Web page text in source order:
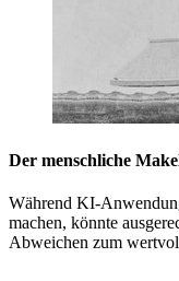
Der menschliche
Während KI-
machen, könnte
Abweichen zum